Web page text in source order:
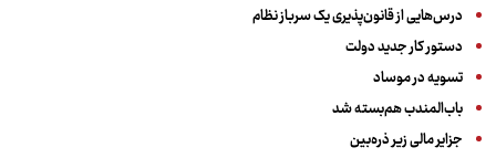
درس‌هایی از قانون‌پذیری یک سرباز نظام
دستور کار جدید دولت
تسویه در موساد
باب‌المندب هم‌بسته شد
جزایر مالی زیر ذره‌بین